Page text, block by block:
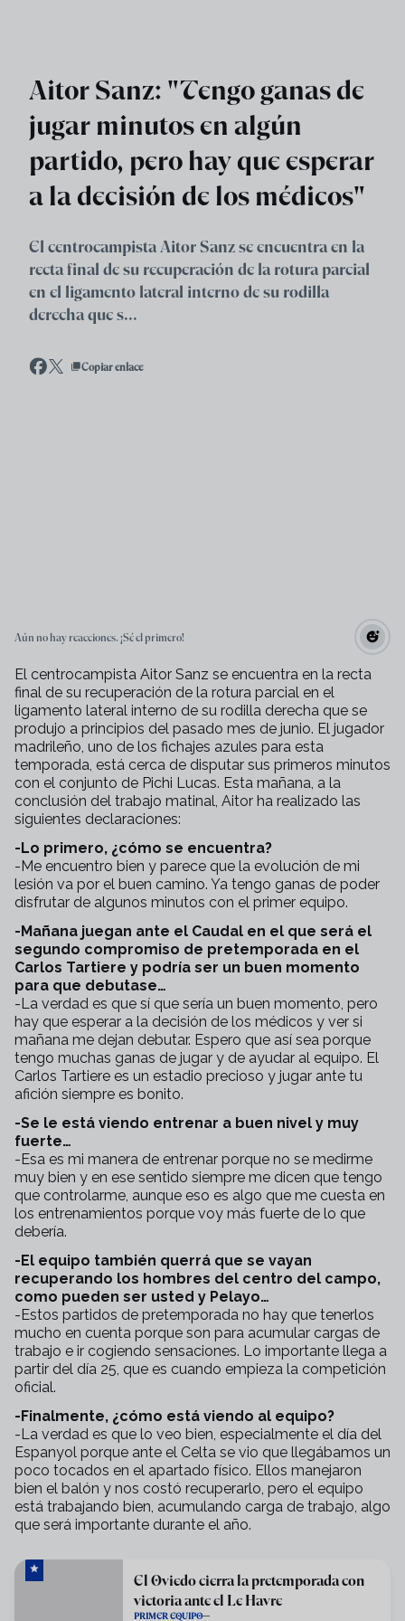
Aitor Sanz: "Tengo ganas de
jugar minutos en algún
partido, pero hay que esperar
a la decisión de los médicos"
El centrocampista Aitor Sanz se encuentra en la
recta final de su recuperación de la rotura parcial
en el ligamento lateral interno de su rodilla
derecha que s...
Copiar enlace
Aún no hay reacciones. ¡Sé el primero!
El centrocampista Aitor Sanz se encuentra en la recta
final de su recuperación de la rotura parcial en el
ligamento lateral interno de su rodilla derecha que se
produjo a principios del pasado mes de junio. El jugador
madrileño, uno de los fichajes azules para esta
temporada, está cerca de disputar sus primeros minutos
con el conjunto de Pichi Lucas. Esta mañana, a la
conclusión del trabajo matinal, Aitor ha realizado las
siguientes declaraciones:
-Lo primero, ¿cómo se encuentra?
-Me encuentro bien y parece que la evolución de mi
lesión va por el buen camino. Ya tengo ganas de poder
disfrutar de algunos minutos con el primer equipo.
-Mañana juegan ante el Caudal en el que será el
segundo compromiso de pretemporada en el
Carlos Tartiere y podría ser un buen momento
para que debutase…
-La verdad es que sí que sería un buen momento, pero
hay que esperar a la decisión de los médicos y ver si
mañana me dejan debutar. Espero que así sea porque
tengo muchas ganas de jugar y de ayudar al equipo. El
Carlos Tartiere es un estadio precioso y jugar ante tu
afición siempre es bonito.
-Se le está viendo entrenar a buen nivel y muy
fuerte…
-Esa es mi manera de entrenar porque no se medirme
muy bien y en ese sentido siempre me dicen que tengo
que controlarme, aunque eso es algo que me cuesta en
los entrenamientos porque voy más fuerte de lo que
debería.
-El equipo también querrá que se vayan
recuperando los hombres del centro del campo,
como pueden ser usted y Pelayo…
-Estos partidos de pretemporada no hay que tenerlos
mucho en cuenta porque son para acumular cargas de
trabajo e ir cogiendo sensaciones. Lo importante llega a
partir del día 25, que es cuando empieza la competición
oficial.
-Finalmente, ¿cómo está viendo al equipo?
-La verdad es que lo veo bien, especialmente el día del
Espanyol porque ante el Celta se vio que llegábamos un
poco tocados en el apartado físico. Ellos manejaron
bien el balón y nos costó recuperarlo, pero el equipo
está trabajando bien, acumulando carga de trabajo, algo
que será importante durante el año.
El Oviedo cierra la pretemporada con
victoria ante el Le Havre
PRIMER EQUIPO